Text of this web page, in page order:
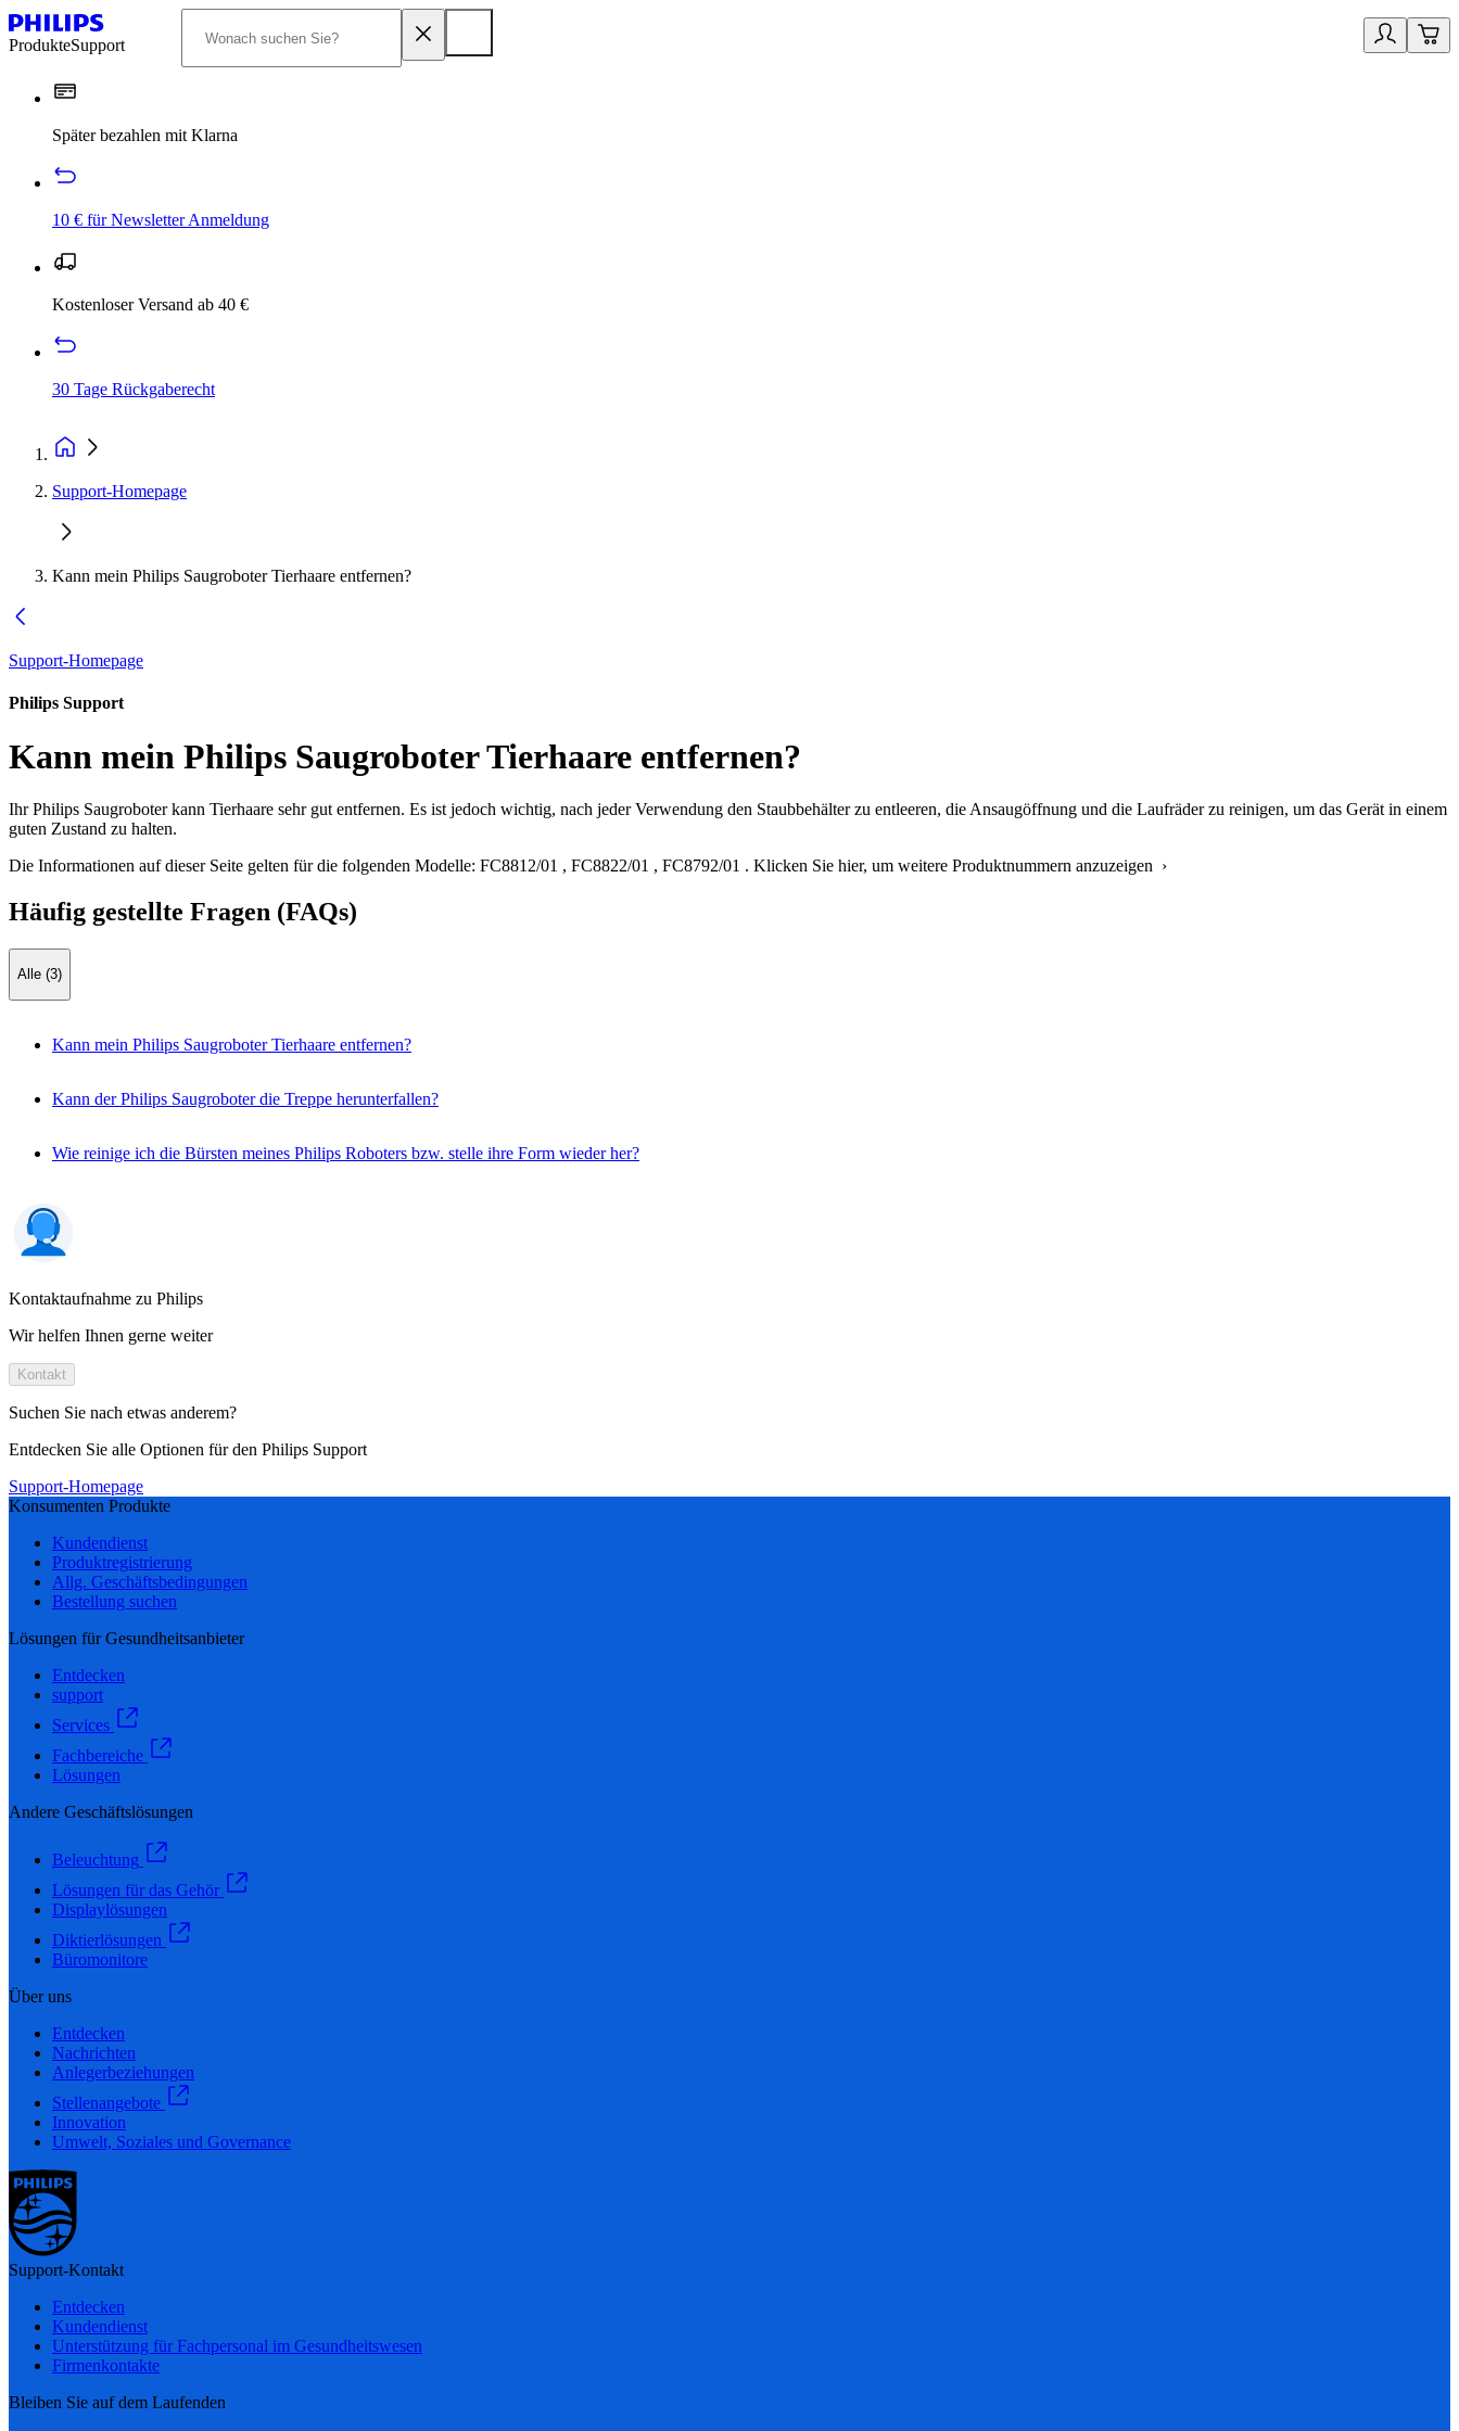
ProdukteSupport
Später bezahlen mit Klarna
10 € für Newsletter Anmeldung
Kostenloser Versand ab 40 €
30 Tage Rückgaberecht
Support-Homepage
Kann mein Philips Saugroboter Tierhaare entfernen?
Support-Homepage
Philips Support
Kann mein Philips Saugroboter Tierhaare entfernen?
Ihr Philips Saugroboter kann Tierhaare sehr gut entfernen. Es ist jedoch wichtig, nach jeder Verwendung den Staubbehälter zu entleeren, die Ansaugöffnung und die Laufräder zu reinigen, um das Gerät in einem
guten Zustand zu halten.
Die Informationen auf dieser Seite gelten für die folgenden Modelle: FC8812/01 , FC8822/01 , FC8792/01 . Klicken Sie hier, um weitere Produktnummern anzuzeigen ›
Häufig gestellte Fragen (FAQs)
Alle (3)
Kann mein Philips Saugroboter Tierhaare entfernen?
Kann der Philips Saugroboter die Treppe herunterfallen?
Wie reinige ich die Bürsten meines Philips Roboters bzw. stelle ihre Form wieder her?
Kontaktaufnahme zu Philips
Wir helfen Ihnen gerne weiter
Kontakt
Suchen Sie nach etwas anderem?
Entdecken Sie alle Optionen für den Philips Support
Support-Homepage
Konsumenten Produkte
Kundendienst
Produktregistrierung
Allg. Geschäftsbedingungen
Bestellung suchen
Lösungen für Gesundheitsanbieter
Entdecken
support
Services
Fachbereiche
Lösungen
Andere Geschäftslösungen
Beleuchtung
Lösungen für das Gehör
Displaylösungen
Diktierlösungen
Büromonitore
Über uns
Entdecken
Nachrichten
Anlegerbeziehungen
Stellenangebote
Innovation
Umwelt, Soziales und Governance
Support-Kontakt
Entdecken
Kundendienst
Unterstützung für Fachpersonal im Gesundheitswesen
Firmenkontakte
Bleiben Sie auf dem Laufenden